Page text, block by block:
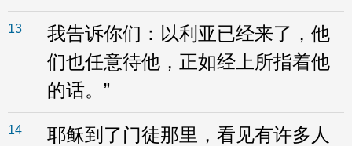
13
我告诉你们：以利亚已经来了，他
们也任意待他，正如经上所指着他
的话。”
14
耶稣到了门徒那里，看见有许多人